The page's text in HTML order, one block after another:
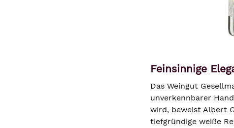
Feinsinnige
Das Weingut
unverkennbarer
wird, beweist Albert
tiefgründige weiße